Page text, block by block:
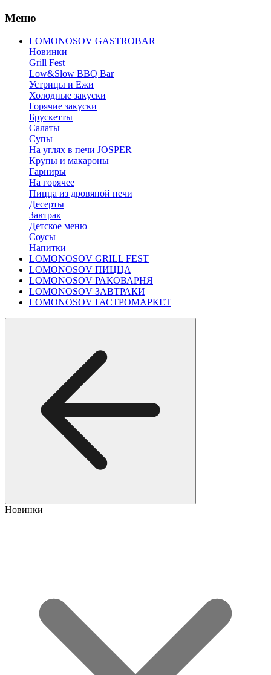
Меню
LOMONOSOV GASTROBAR
Новинки
Grill Fest
Low&Slow BBQ Bar
Устрицы и Ежи
Холодные закуски
Горячие закуски
Брускетты
Салаты
Супы
На углях в печи JOSPER
Крупы и макароны
Гарниры
На горячее
Пицца из дровяной печи
Десерты
Завтрак
Детское меню
Соусы
Напитки
LOMONOSOV GRILL FEST
LOMONOSOV ПИЦЦА
LOMONOSOV РАКОВАРНЯ
LOMONOSOV ЗАВТРАКИ
LOMONOSOV ГАСТРОМАРКЕТ
Новинки